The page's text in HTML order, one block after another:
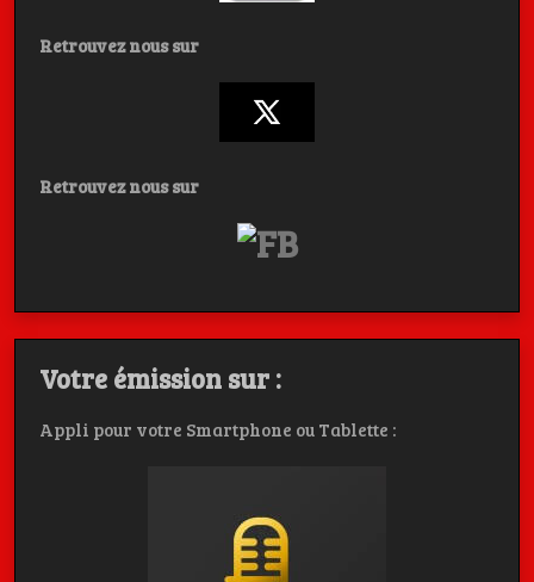
Retrouvez nous sur
Retrouvez nous sur
Votre émission sur :
Appli pour votre Smartphone ou Tablette :